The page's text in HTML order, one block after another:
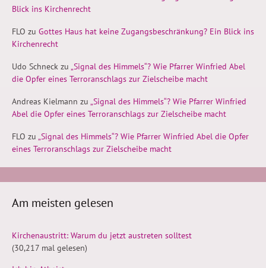
Blick ins Kirchenrecht
FLO zu Gottes Haus hat keine Zugangsbeschränkung? Ein Blick ins
Kirchenrecht
Udo Schneck zu „Signal des Himmels“? Wie Pfarrer Winfried Abel
die Opfer eines Terroranschlags zur Zielscheibe macht
Andreas Kielmann zu „Signal des Himmels“? Wie Pfarrer Winfried
Abel die Opfer eines Terroranschlags zur Zielscheibe macht
FLO zu „Signal des Himmels“? Wie Pfarrer Winfried Abel die Opfer
eines Terroranschlags zur Zielscheibe macht
Am meisten gelesen
Kirchenaustritt: Warum du jetzt austreten solltest
(30,217 mal gelesen)